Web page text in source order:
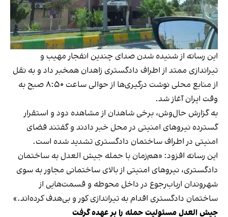
این رسانه از شنیده شدن صدای چندین انفجار مهیب و
تیراندازی ممتد از اطراف دادگستری زاهدان همخبر داد و به نقل
از منابع محلی نوشت درگیری‌ها از حوالی ساعت ۸:۵۰ صبح به
وقت ایران آغاز شد.
به گزارش حال‌وش، برخی شاهدان از مشاهده دود و استقرار
گسترده نیروهای امنیتی در محل خبر دادند و گفتند فضای
امنیتی در اطراف ساختمان دادگستری تشدید شده است.
این رسانه افزود: «هم‌زمان با حمله جیش العدل به ساختمان
دادگستری، نیروهای امنیتی از بالای ساختمانی مجاور به سوی
شهروندان ارباب‌رجوع در داخل محوطه و‌ قسمت‌هایی از
ساختمان دادگستری اقدام به تیراندازی کور و بی‌هدف کرده‌اند.»
جیش العدل مسئولیت حمله را بر عهده گرفت